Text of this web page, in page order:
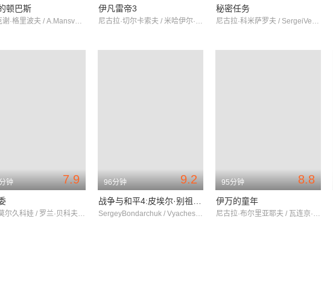
顿巴斯
阿列克谢·格里波夫 / A.Mansvetov / G.Pasechnik
伊凡雷帝3
尼古拉·切尔卡索夫 / 米哈伊尔·罗姆 / 奥列格·扎科夫
秘密任务
尼古拉·科米萨罗夫 / SergeiVecheslov / 叶莲娜·库兹敏娜
7.9
钟
诺娜·莫尔久科娃 / 罗兰·贝科夫 / 赖莎·涅达什科夫斯卡娅
9.2
96分钟
SergeyBondarchuk / VyacheslavTikhonov / LyudmilaSaveleva
8.8
95分钟
伊万的童年
尼古拉·布尔里亚耶夫 / 瓦连京·祖布科夫 / 叶甫盖尼·扎里科夫